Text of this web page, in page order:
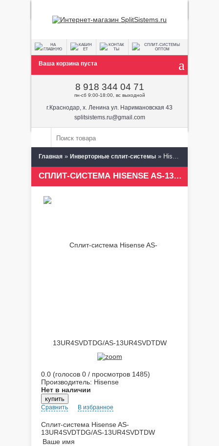
Ваша корзина пуста
8 918 344 04 71
пн-сб 9:00-18:00, вс выходной
г.Краснодар, х. Ленина ул. Наримановская 43
splitsistems.ru@gmail.com
Главная » Инверторные сплит-системы » Hisense AS-13UR4SVDTDG/AS-13UR4SVDTDW
СПЛИТ-СИСТЕМА HISENSE AS-13UR4SVDTDG/AS-13UR4SVDTDW
0.0 (голосов 0 / просмотров 1485)
Производитель: Hisense
Нет в наличии
Сравнить В избранное
Сплит-система Hisense AS-
13UR4SVDTDG/AS-13UR4SVDTDW
Ваше имя